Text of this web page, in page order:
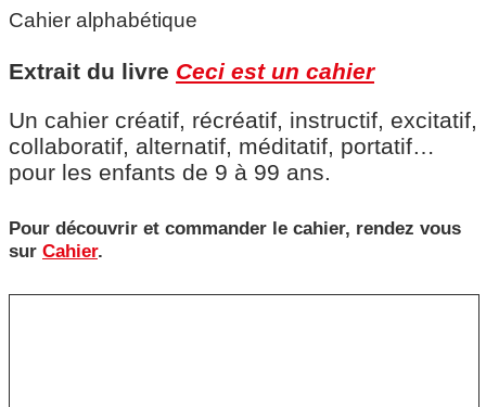
Cahier alphabétique
Extrait du livre Ceci est un cahier
Un cahier créatif, récréatif, instructif, excitatif,
collaboratif, alternatif, méditatif, portatif…
pour les enfants de 9 à 99 ans.
Pour découvrir et commander le cahier, rendez vous
sur Cahier.